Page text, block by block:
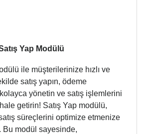
Yap Modülü
ile müşterilerinize hızlı ve
satış yapın, ödeme
yönetin ve satış işlemlerini
getirin! Satış Yap modülü,
süreçlerini optimize etmenize
Bu modül sayesinde,